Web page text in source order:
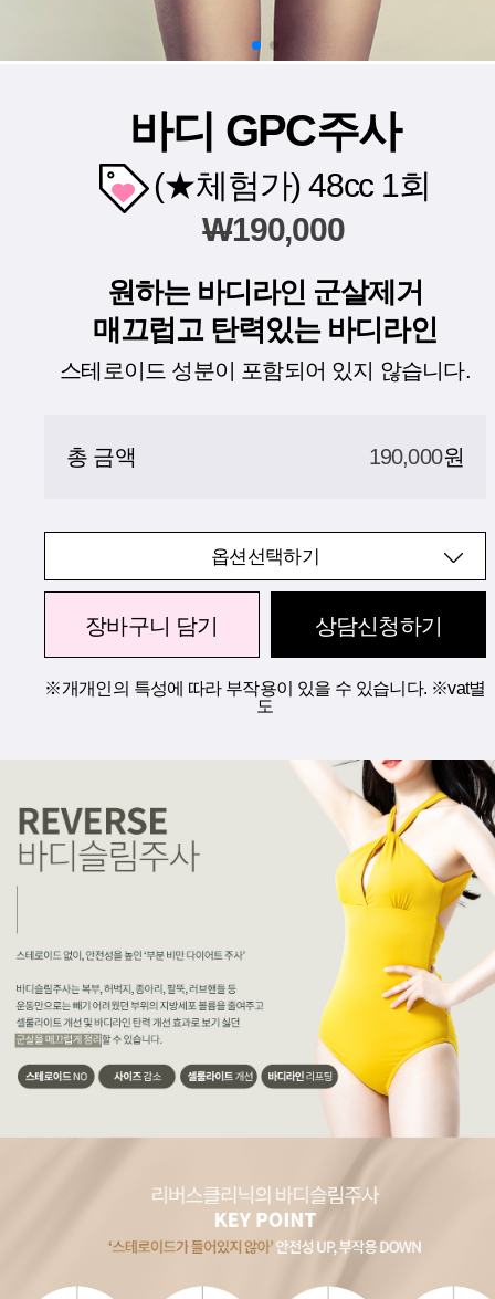
바디 GPC주사
(★체험가) 48cc 1회
W190,000
원하는 바디라인 군살제거
매끄럽고 탄력있는 바디라인
스테로이드 성분이 포함되어 있지 않습니다.
총 금액 190,000원
옵션선택하기
장바구니 담기 상담신청하기
※개개인의 특성에 따라 부작용이 있을 수 있습니다. ※vat별
도